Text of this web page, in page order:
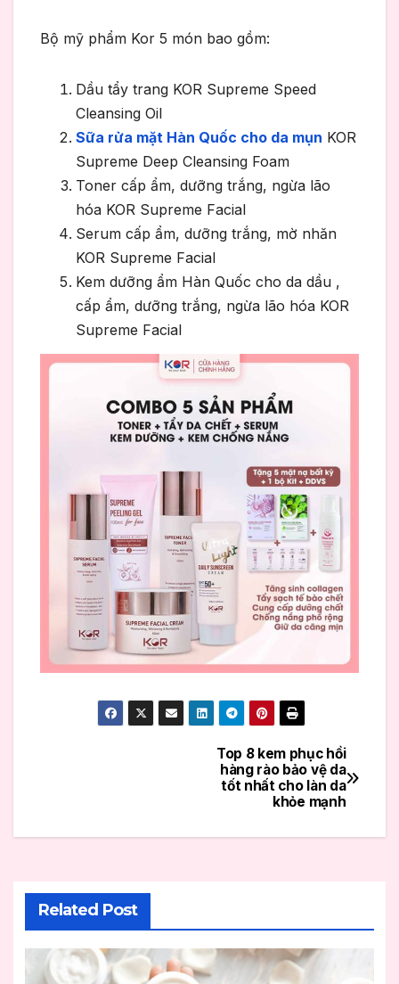
Bộ mỹ phẩm Kor 5 món bao gồm:
Dầu tẩy trang KOR Supreme Speed
Cleansing Oil
Sữa rửa mặt Hàn Quốc cho da mụn KOR
Supreme Deep Cleansing Foam
Toner cấp ẩm, dưỡng trắng, ngừa lão
hóa KOR Supreme Facial
Serum cấp ẩm, dưỡng trắng, mờ nhăn
KOR Supreme Facial
Kem dưỡng ẩm Hàn Quốc cho da dầu ,
cấp ẩm, dưỡng trắng, ngừa lão hóa KOR
Supreme Facial
bài
Top 8 kem phục hồi
hàng rào bảo vệ da
tốt nhất cho làn da
khỏe mạnh
Related Post